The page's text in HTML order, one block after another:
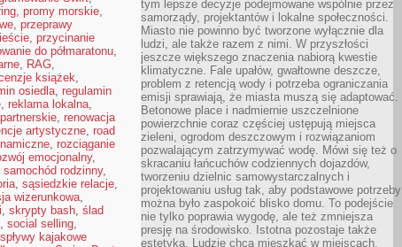
, promy morskie,
, przeprawy
, przycinanie
do półmaratonu,
, RAG,
książek,
osiedla, regulamin
, reklama lokalna,
, renowacja
artystyczne, road
, rozciąganie
emocjonalny,
samochód rodzinny,
, sąsiedzkie relacje,
wizerunkowa,
, skrypty bash, ślad
, social selling,
spływy kajakowe
tym lepsze decyzje podejmowane wspólnie przez
samorządy, projektantów i lokalne społeczności.
Miasto nie powinno być tworzone wyłącznie dla
ludzi, ale także razem z nimi. W przyszłości
jeszcze większego znaczenia nabiorą kwestie
klimatyczne. Fale upałów, gwałtowne deszcze,
problem z retencją wody i potrzeba ograniczania
emisji sprawiają, że miasta muszą się adaptować.
Betonowe place i nadmiernie uszczelnione
powierzchnie coraz częściej ustępują miejsca
zieleni, ogrodom deszczowym i rozwiązaniom
pozwalającym zatrzymywać wodę. Mówi się też o
skracaniu łańcuchów codziennych dojazdów,
tworzeniu dzielnic samowystarczalnych i
projektowaniu usług tak, aby podstawowe potrzeby
można było zaspokoić blisko domu. To podejście
nie tylko poprawia wygodę, ale też zmniejsza
presję na środowisko. Istotna pozostaje także
estetyka. Ludzie chcą mieszkać w miejscach,